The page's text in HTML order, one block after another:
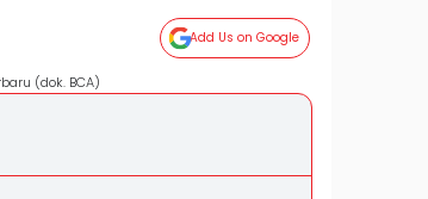
Add Us on Google
(dok. BCA)